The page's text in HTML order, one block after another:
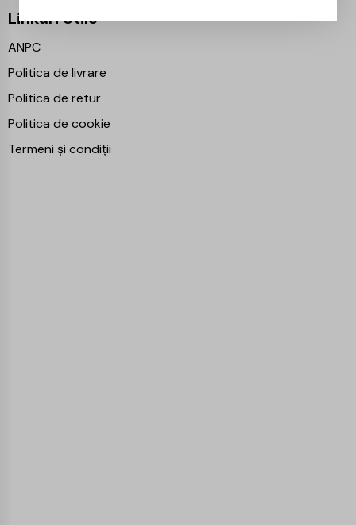
Linkuri Utile
ANPC
Politica de livrare
Politica de retur
Politica de cookie
Termeni și condiții